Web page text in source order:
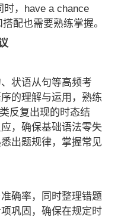
，have a chance
配也需要熟练掌握。
状语从句等高频考
的理解与运用，熟练
反复出现的时态结
，确保基础语法零失
出题规律，掌握常见
确率，同时整理错题
巩固，确保在规定时